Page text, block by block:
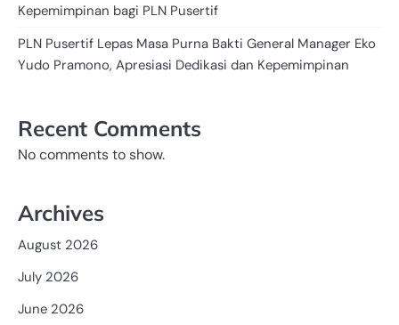
Kepemimpinan bagi PLN Pusertif
PLN Pusertif Lepas Masa Purna Bakti General Manager Eko
Yudo Pramono, Apresiasi Dedikasi dan Kepemimpinan
Recent Comments
No comments to show.
Archives
August 2026
July 2026
June 2026